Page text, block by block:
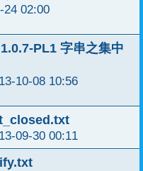
24 02:00
PL1 字串之集中
10-08 10:56
09-30 00:11